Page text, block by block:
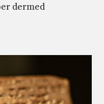
dermed